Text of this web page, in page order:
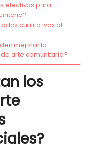
efectivas para
cualitativos al
mejorar la
arte comunitario?
los